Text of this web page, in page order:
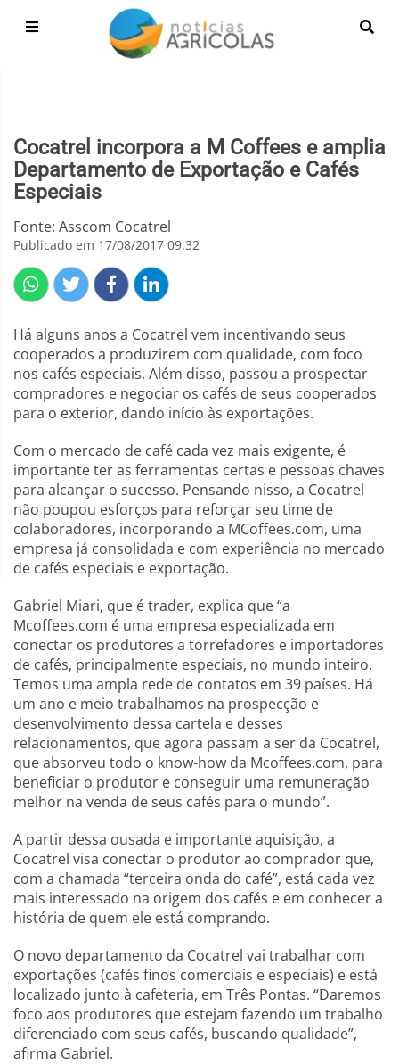
Cocatrel incorpora a M Coffees e amplia
Departamento de Exportação e Cafés
Especiais
Fonte: Asscom Cocatrel
Publicado em 17/08/2017 09:32
Há alguns anos a Cocatrel vem incentivando seus
cooperados a produzirem com qualidade, com foco
nos cafés especiais. Além disso, passou a prospectar
compradores e negociar os cafés de seus cooperados
para o exterior, dando início às exportações.
Com o mercado de café cada vez mais exigente, é
importante ter as ferramentas certas e pessoas chaves
para alcançar o sucesso. Pensando nisso, a Cocatrel
não poupou esforços para reforçar seu time de
colaboradores, incorporando a MCoffees.com, uma
empresa já consolidada e com experiência no mercado
de cafés especiais e exportação.
Gabriel Miari, que é trader, explica que “a
Mcoffees.com é uma empresa especializada em
conectar os produtores a torrefadores e importadores
de cafés, principalmente especiais, no mundo inteiro.
Temos uma ampla rede de contatos em 39 países. Há
um ano e meio trabalhamos na prospecção e
desenvolvimento dessa cartela e desses
relacionamentos, que agora passam a ser da Cocatrel,
que absorveu todo o know-how da Mcoffees.com, para
beneficiar o produtor e conseguir uma remuneração
melhor na venda de seus cafés para o mundo”.
A partir dessa ousada e importante aquisição, a
Cocatrel visa conectar o produtor ao comprador que,
com a chamada “terceira onda do café”, está cada vez
mais interessado na origem dos cafés e em conhecer a
história de quem ele está comprando.
O novo departamento da Cocatrel vai trabalhar com
exportações (cafés finos comerciais e especiais) e está
localizado junto à cafeteria, em Três Pontas. “Daremos
foco aos produtores que estejam fazendo um trabalho
diferenciado com seus cafés, buscando qualidade”,
afirma Gabriel.